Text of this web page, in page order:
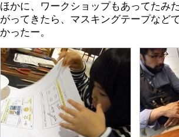
ほかに、ワークショップもあってたみ
がってきたら、マスキングテープなど
かったー。